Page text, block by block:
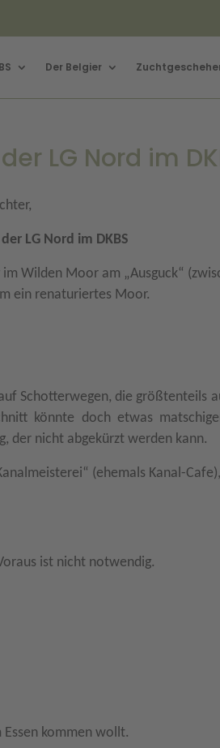
Der Belgier
LG Nord im
LG Nord im DKBS
im Wilden Moor am „Ausguck“ (
ein renaturiertes Moor.
Schotterwegen, die größtenteils
könnte doch etwas
der nicht abgekürzt werden kann.
(ehemals Kanal-
ist nicht notwendig.
kommen wollt.